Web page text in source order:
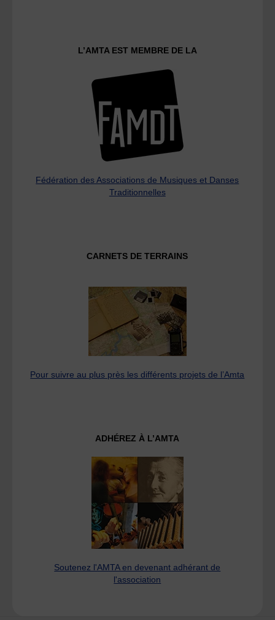
L’AMTA EST MEMBRE DE LA
Fédération des Associations de Musiques et Danses
Traditionnelles
CARNETS DE TERRAINS
Pour suivre au plus près les différents projets de l’Amta
ADHÉREZ À L’AMTA
Soutenez l'AMTA en devenant adhérant de
l'association